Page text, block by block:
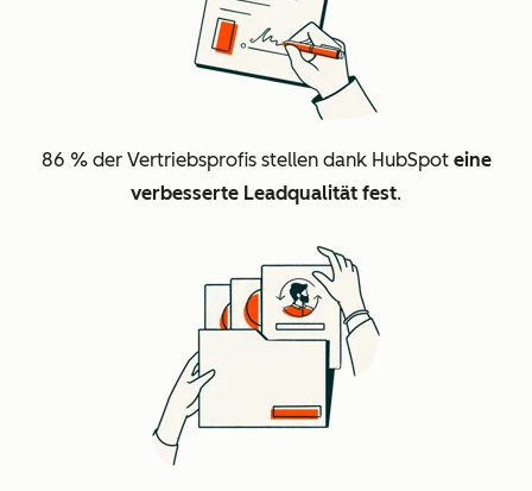
86 % der Vertriebsprofis stellen dank HubSpot eine
verbesserte Leadqualität fest.